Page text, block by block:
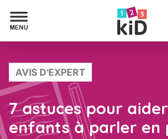
AVIS D'EXPERT
7 astuces pour
enfants à parler en